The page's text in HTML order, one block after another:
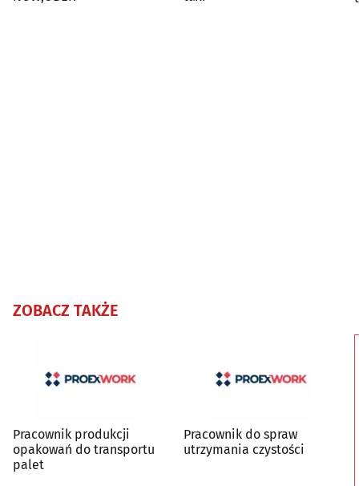
ZOBACZ TAKŻE
Pracownik produkcji
opakowań do transportu
palet
Pracownik do spraw
utrzymania czystości